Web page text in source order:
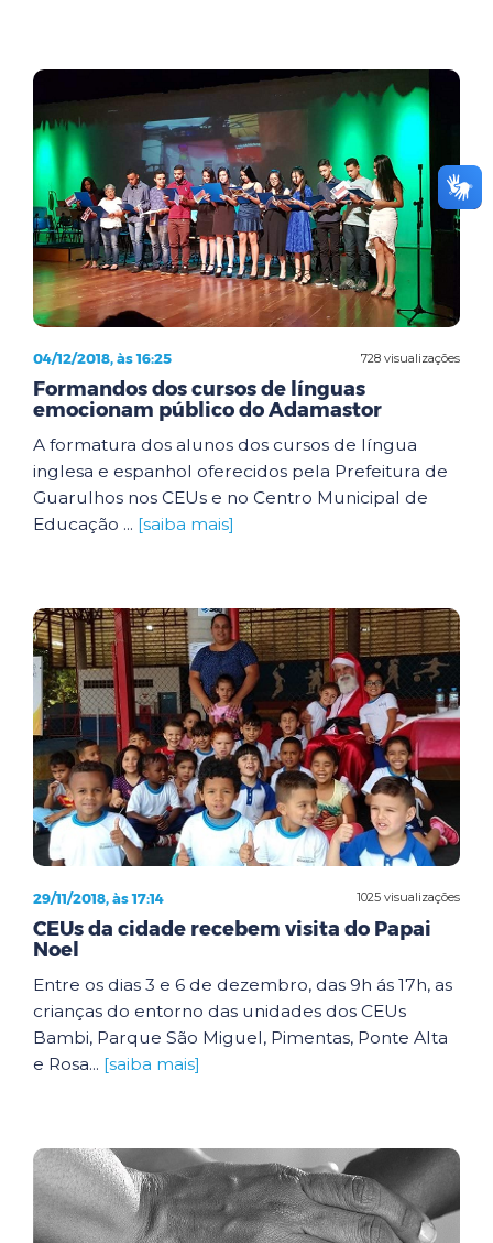
728 visualizações
04/12/2018, às 16:25
Formandos dos cursos de línguas
emocionam público do Adamastor
A formatura dos alunos dos cursos de língua
inglesa e espanhol oferecidos pela Prefeitura de
Guarulhos nos CEUs e no Centro Municipal de
Educação ... [saiba mais]
1025 visualizações
29/11/2018, às 17:14
CEUs da cidade recebem visita do Papai
Noel
Entre os dias 3 e 6 de dezembro, das 9h ás 17h, as
crianças do entorno das unidades dos CEUs
Bambi, Parque São Miguel, Pimentas, Ponte Alta
e Rosa... [saiba mais]